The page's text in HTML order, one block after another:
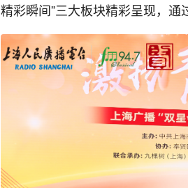
精彩瞬间”三大板块精彩呈现，通